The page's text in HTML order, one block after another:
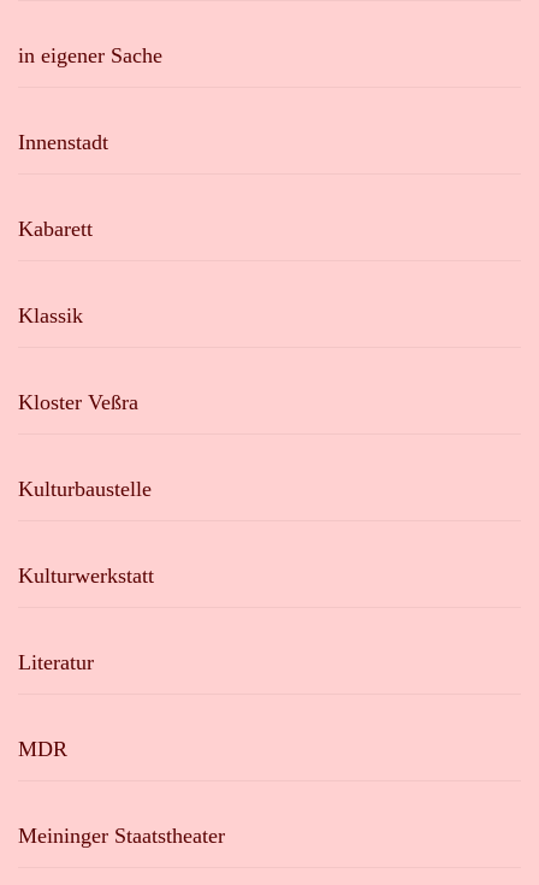
in eigener Sache
Innenstadt
Kabarett
Klassik
Kloster Veßra
Kulturbaustelle
Kulturwerkstatt
Literatur
MDR
Meininger Staatstheater